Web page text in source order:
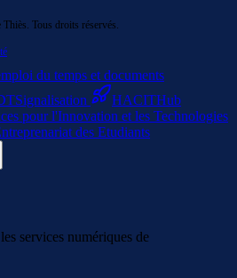
Tous droits réservés.
du temps et documents
Signalisation HACITHub
pour l'Innovation et les Technologies
des Etudiants
services numériques de